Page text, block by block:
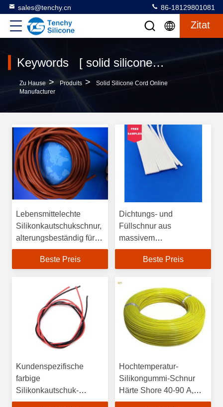
sales@tenchy.cn 86-18129801081
Zitat
Keywords [ solid silicone cord ] Match 10 produits
Zu Hause > Produits >
Solid Silicone Cord Online
Manufacturer
Lebensmittelechte
Silikonkautschukschnur,
alterungsbeständig für
Tür- und
Fensterabdichtungen
Beste Preis
Dichtungs- und
Füllschnur aus
massivem
Silikonkautschuk,
ozonbeständig
Beste Preis
Kundenspezifische
farbige
Silikonkautschuk-
Schnur,
Hochtemperatur-
Silikongummi-Schnur
Härte Shore 40-90 A,
Gelbe Farbe